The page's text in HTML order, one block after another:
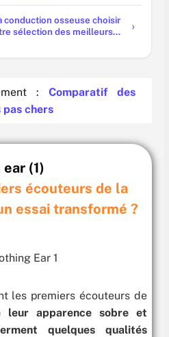
conduction osseuse choisir
sélection des meilleurs
:Comparatif des
chers
(1)
écouteurs de la
essai transformé ?
les premiers écouteurs de
leur apparence sobre et
quelques qualités